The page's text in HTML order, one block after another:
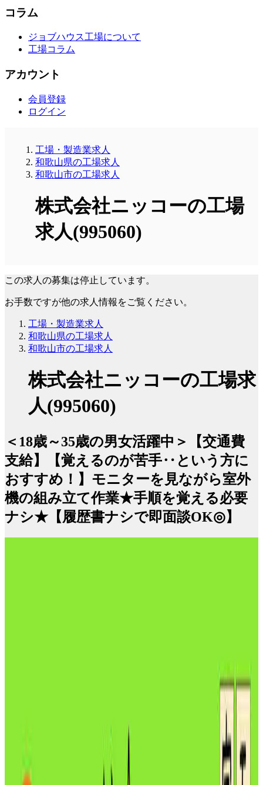
コラム
ジョブハウス工場について
工場コラム
アカウント
会員登録
ログイン
工場・製造業求人
和歌山県の工場求人
和歌山市の工場求人
株式会社ニッコーの工場
求人(995060)
この求人の募集は停止しています。
お手数ですが他の求人情報をご覧ください。
工場・製造業求人
和歌山県の工場求人
和歌山市の工場求人
株式会社ニッコーの工場求
人(995060)
＜18歳～35歳の男女活躍中＞【交通費
支給】【覚えるのが苦手‥という方に
おすすめ！】モニターを見ながら室外
機の組み立て作業★手順を覚える必要
ナシ★【履歴書ナシで即面談OK◎】